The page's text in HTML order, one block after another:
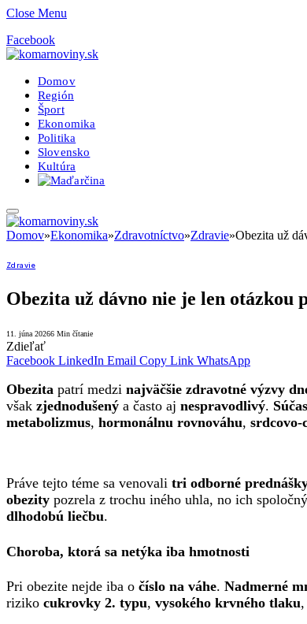
Close Menu
Facebook
Domov
Región
Šport
Ekonomika
Politika
Slovensko
Kultúra
Domov»Ekonomika»Zdravotníctvo»Zdravie»Obezita už
Zdravie
Obezita už dávno nie je len otázkou
11. júna 20266 Min čítanie
Zdieľať
Facebook LinkedIn Email Copy Link WhatsApp
Obezita patrí medzi najväčšie zdravotné výzvy
však zjednodušený a často aj nespravodlivý.
metabolizmus, hormonálnu rovnováhu, srdcovo-
Práve tejto téme sa venovali tri odborné
obezity pozrela z trochu iného uhla, no ich
dlhodobú liečbu.
Choroba, ktorá sa netýka iba hmotnosti
Pri obezite nejde iba o číslo na váhe. Nadmerné
riziko cukrovky 2. typu, vysokého krvného tlaku,